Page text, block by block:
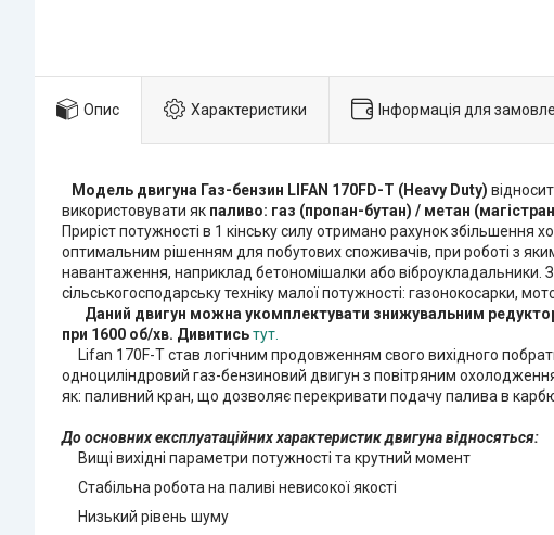
Опис Характеристики Інформація для
Модель двигуна Газ-бензин LIFAN 170FD-T (Heavy Duty)
використовувати як паливо: газ (пропан-бутан) / метан
Приріст потужності в 1 кінську силу отримано рахунок
оптимальним рішенням для побутових споживачів, при роботі з
навантаження, наприклад бетономішалки або віброукладальники.
сільськогосподарську техніку малої потужності: газонокосарки,
Даний двигун можна укомплектувати знижувальним
при 1600 об/хв. Дивитисьтут.
Lifan 170F-T став логічним продовженням свого вихідного
одноциліндровий газ-бензиновий двигун з повітряним
як: паливний кран, що дозволяє перекривати подачу палива в
До основних експлуатаційних характеристик двигуна відносяться:
Вищі вихідні параметри потужності та крутний момент
Стабільна робота на паливі невисокої якості
Низький рівень шуму